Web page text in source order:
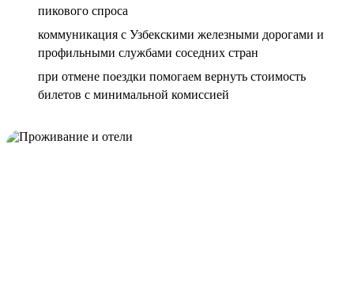
пикового спроса
коммуникация с Узбекскими железными дорогами и
профильными службами соседних стран
при отмене поездки помогаем вернуть стоимость
билетов с минимальной комиссией